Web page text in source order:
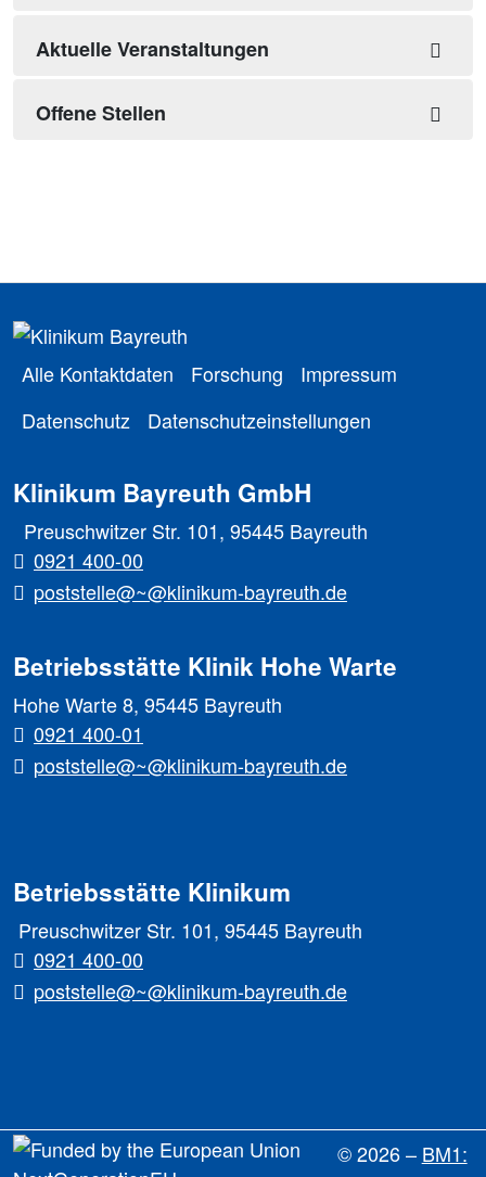
Aktuelle Veranstaltungen
Offene Stellen
Alle Kontaktdaten Forschung
Impressum
Datenschutz
Datenschutzeinstellungen
Klinikum Bayreuth GmbH
Preuschwitzer Str. 101, 95445 Bayreuth
0921 400-00
poststelle@~@klinikum-bayreuth.de
Betriebsstätte Klinik Hohe Warte
Hohe Warte 8, 95445 Bayreuth
0921 400-01
poststelle@~@klinikum-bayreuth.de
Betriebsstätte Klinikum
Preuschwitzer Str. 101, 95445 Bayreuth
0921 400-00
poststelle@~@klinikum-bayreuth.de
© 2026 – BM1: